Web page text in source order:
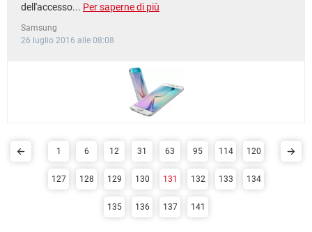
dell'accesso... Per saperne di più
Samsung
26 luglio 2016 alle 08:08
1 6 12 31 63 95 114 120
127 128 129 130 131 132 133 134
135 136 137 141